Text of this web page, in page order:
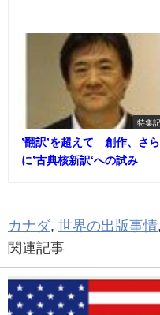
特集
’翻訳’を超えて 創作、さら
に’古典核新訳‘への試み
カナダ 世界の出版事情
関連記事